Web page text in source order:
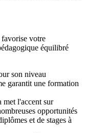
votre
équilibré
son niveau
garantit une formation
met l'accent sur
opportunités
et de stages à